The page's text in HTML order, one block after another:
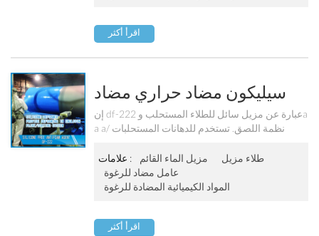
اقرأ أكثر
سيليكون مضاد حراري مضاد
وكيل Df-222
إن df-222 عبارة عن مزيل سائل للطلاء المستحلب وa
a aنظمة اللصق. تستخدم للدهانات المستحلبات /
البوتادين ، والبولي فينيل كلوريد والبوليمرات
المشتركة ، و ethylene-vinyl acetate ، و vinylidene
علامات : مزيل الماء القائم
طلاء مزيل
عامل مضاد للرغوة
المواد الكيميائية المضادة للرغوة
اقرأ أكثر